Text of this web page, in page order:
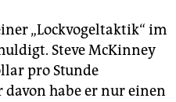
„Lockvogeltaktik“ im
Steve McKinney
pro Stunde
davon habe er nur einen